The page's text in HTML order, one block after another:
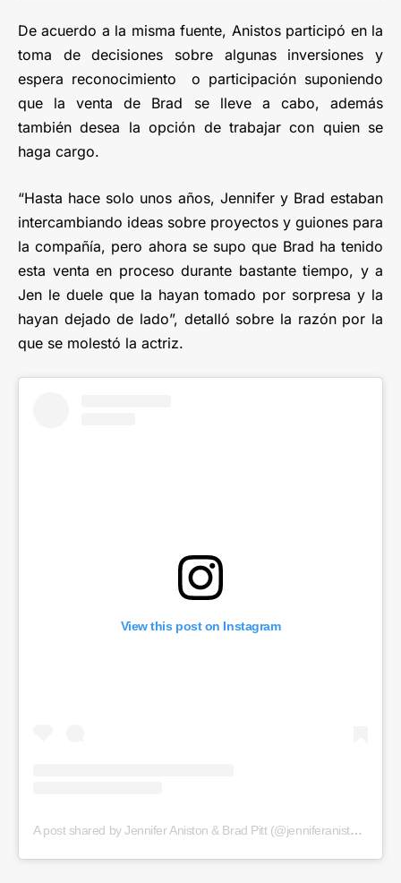
De acuerdo a la misma fuente, Anistos participó en la
toma de decisiones sobre algunas inversiones y
espera reconocimiento o participación suponiendo
que la venta de Brad se lleve a cabo, además
también desea la opción de trabajar con quien se
haga cargo.
“Hasta hace solo unos años, Jennifer y Brad estaban
intercambiando ideas sobre proyectos y guiones para
la compañía, pero ahora se supo que Brad ha tenido
esta venta en proceso durante bastante tiempo, y a
Jen le duele que la hayan tomado por sorpresa y la
hayan dejado de lado”, detalló sobre la razón por la
que se molestó la actriz.
View this post on Instagram
A post shared by Jennifer Aniston & Brad Pitt (@jenniferanistonybradpitt)